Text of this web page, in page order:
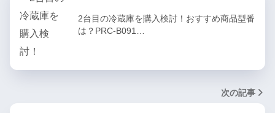
2台目の冷蔵庫を購入検討！おすすめ商品型番
は？PRC-B091…
次の記事